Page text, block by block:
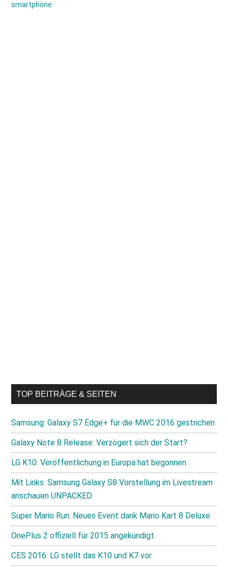
smartphone
TOP BEITRÄGE & SEITEN
Samsung: Galaxy S7 Edge+ für die MWC 2016 gestrichen
Galaxy Note 8 Release: Verzögert sich der Start?
LG K10: Veröffentlichung in Europa hat begonnen
Mit Links: Samsung Galaxy S8 Vorstellung im Livestream
anschauen UNPACKED
Super Mario Run: Neues Event dank Mario Kart 8 Deluxe
OnePlus 2 offiziell für 2015 angekündigt
CES 2016: LG stellt das K10 und K7 vor